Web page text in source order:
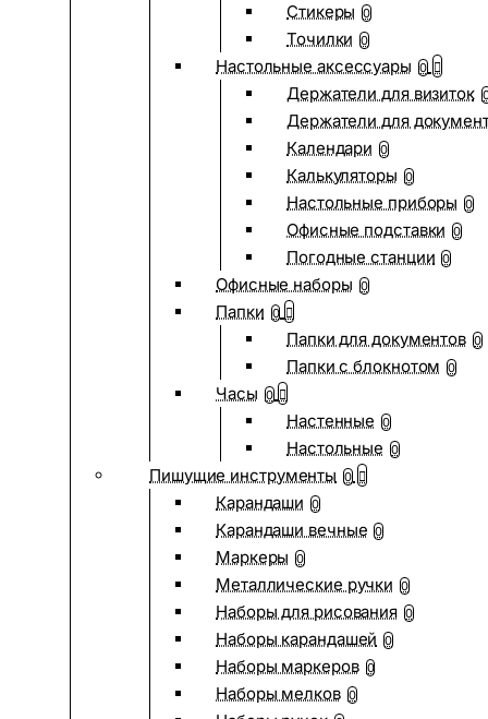
Стикеры 0
Точилки 0
Настольные аксессуары 0
Держатели для визиток
Держатели для
Календари 0
Калькуляторы 0
Настольные приборы 0
Офисные подставки 0
Погодные станции 0
Офисные наборы 0
Папки 0
Папки для документов 0
Папки с блокнотом 0
Часы 0
Настенные 0
Настольные 0
Пишущие инструменты 0
Карандаши 0
Карандаши вечные 0
Маркеры 0
Металлические ручки 0
Наборы для рисования 0
Наборы карандашей 0
Наборы маркеров 0
Наборы мелков 0